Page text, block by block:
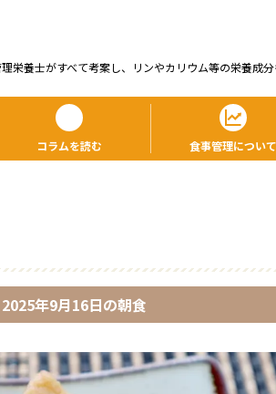
栄養⼠がすべて考案し、リンやカリウム等の栄養成分
コラムを読む 食事管理について
2025年9月16日の朝食